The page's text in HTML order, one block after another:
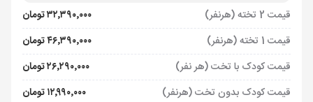
قیمت 2 تخته (هرنفر)
۳۲٬۳۹۰٬۰۰۰ تومان
قیمت 1 تخته (هرنفر)
۴۶٬۳۹۰٬۰۰۰ تومان
قیمت کودک با تخت (هر نفر)
۲۶٬۲۹۰٬۰۰۰ تومان
قیمت کودک بدون تخت (هرنفر)
۱۲٬۹۹۰٬۰۰۰ تومان